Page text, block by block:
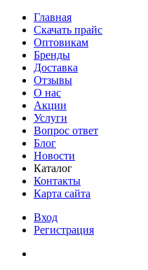
Главная
Скачать прайс
Оптовикам
Бренды
Доставка
Отзывы
О нас
Акции
Услуги
Вопрос ответ
Блог
Новости
Каталог
Контакты
Карта сайта
Вход
Регистрация